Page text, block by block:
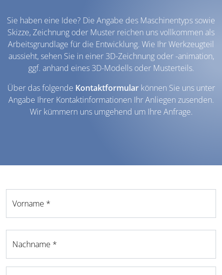
Sie haben eine Idee? Die Angabe des Maschinentyps sowie
Skizze, Zeichnung oder Muster reichen uns vollkommen als
Arbeitsgrundlage für die Entwicklung. Wie Ihr Werkzeugteil
aussieht, sehen Sie in einer 3D-Zeichnung oder -animation,
ggf. anhand eines 3D-Modells oder Musterteils.
Über das folgende Kontaktformular können Sie uns unter
Angabe Ihrer Kontaktinformationen Ihr Anliegen zusenden.
Wir kümmern uns umgehend um Ihre Anfrage.
Vorname *
Nachname *